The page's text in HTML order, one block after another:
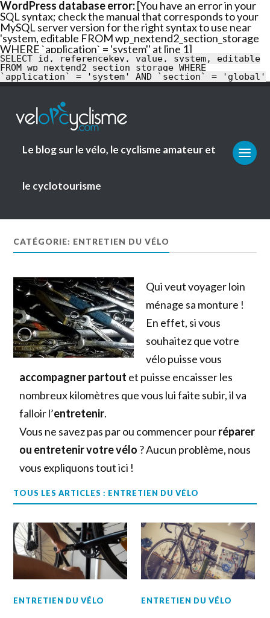
WordPress database error:[You have an error in your
SQL syntax; check the manual that corresponds to your
MySQL server version for the right syntax to use near
'system, editable FROM wp_nextend2_section_storage
WHERE `application` = 'system'' at line 1]
SELECT id, referencekey, value, system, editable
FROM wp_nextend2_section_storage WHERE
`application` = 'system' AND `section` = 'global'
Le blog sur le vélo, le cyclisme amateur et
le cyclotourisme
CATÉGORIE: ENTRETIEN DU VÉLO
Qui veut voyager loin
ménage sa monture !
En effet, si vous
souhaitez que votre
vélo puisse vous
accompagner partout et puisse encaisser les
nombreux kilomètres que vous lui faite subir, il va
falloir l’entretenir.
Vous ne savez pas par ou commencer pourréparer
ou entretenir votre vélo ? Aucun problème, nous
vous expliquons tout ici !
TOUS LES ARTICLES : ENTRETIEN DU VÉLO
ENTRETIEN DU VÉLO ENTRETIEN DU VÉLO
En savoir
plus Ok